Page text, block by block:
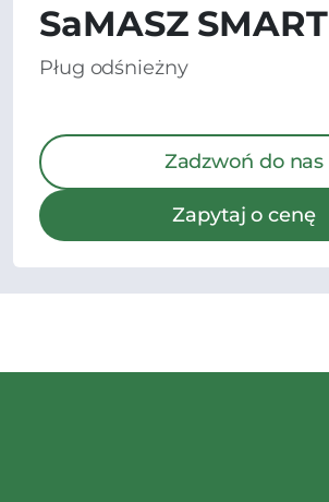
SaMASZ SMART
Pług odśnieżny
Zadzwoń do nas
Zapytaj o cenę